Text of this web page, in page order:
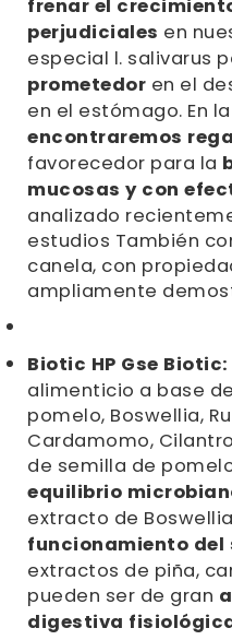
frenar el
perjudiciales en
especial l. salivarus
prometedor en el
en el estómago. En la
encontraremos
favorecedor para la
mucosas y con
analizado
estudios También
canela, con
ampliamente
Biotic HP Gse Biotic:
alimenticio a base
pomelo, Boswellia,
Cardamomo,
de semilla de
equilibrio
extracto de Boswellia
funcionamiento
extractos de piña,
pueden ser de gran
digestiva